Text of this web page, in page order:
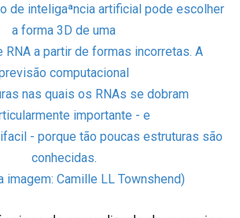
de inteligaªncia artificial pode escolher
a forma 3D de uma
RNA a partir de formas incorretas. A
computacional
nas quais os RNAs se dobram
importante - e
- porque tão poucas estruturas são
conhecidas.
imagem: Camille LL Townshend)